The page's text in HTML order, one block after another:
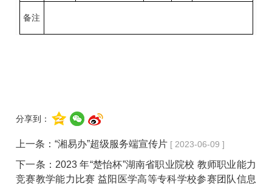
备注
分享到：
上一条：“湘易办”超级服务端宣传片 [ 2023-06-09 ]
下一条： 2023 年“楚怡杯”湖南省职业院校 教师职业能力
竞赛教学能力比赛 益阳医学高等专科学校参赛团队信息